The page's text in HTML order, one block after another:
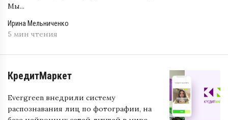
Мы...
Ирина Мельниченко
5 мин чтения
КредитМаркет
Evergreen внедрили систему
распознавания лиц по фотографии, на